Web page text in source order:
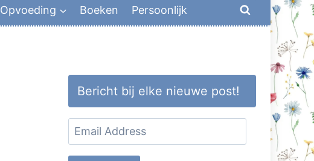
Opvoeding Boeken Persoonlijk
Bericht bij elke nieuwe post!
Email
Address